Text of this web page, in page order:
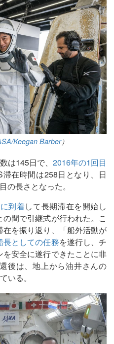
Keegan Barber）
は145日で、 2016年の1回目
在時間は258日となり、日
の長さとなった。
到着して長期滞在を開始し
間で引継式が行われた。こ
を振り返り、「船外活動が
長としての任務を遂行し、チ
安全に遂行できたことに非
後は、地上から油井さんの
いる。